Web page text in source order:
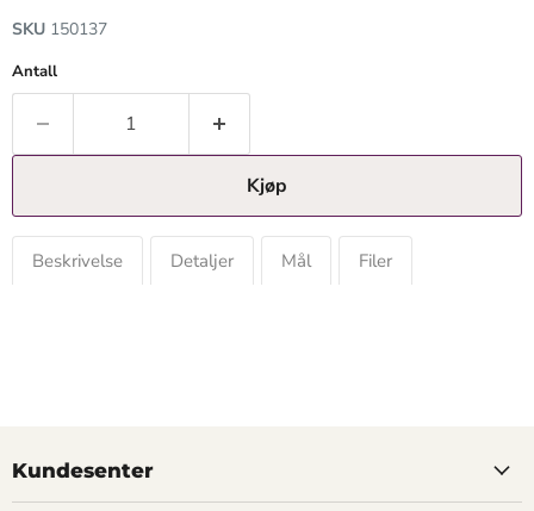
SKU 150137
Antall
Kjøp
Beskrivelse Detaljer Mål Filer
Kundesenter